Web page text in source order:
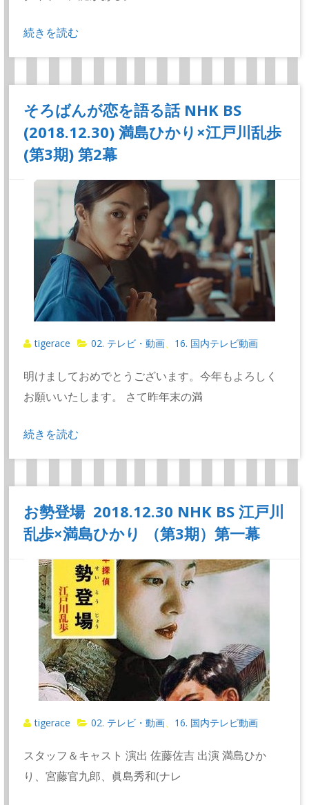
続きを読む
そろばんが恋を語る話 NHK BS
(2018.12.30) 満島ひかり×江戸川乱歩
(第3期) 第2幕
tigerace 02. テレビ・動画 16. 国内テレビ動画
明けましておめでとうございます。今年もよろしく
お願いいたします。 さて昨年末の満
続きを読む
お勢登場 2018.12.30 NHK BS 江戸川
乱歩×満島ひかり （第3期）第一幕
tigerace 02. テレビ・動画 16. 国内テレビ動画
スタッフ＆キャスト 演出 佐藤佐吉 出演 満島ひか
り、宮藤官九郎、眞島秀和(ナレ